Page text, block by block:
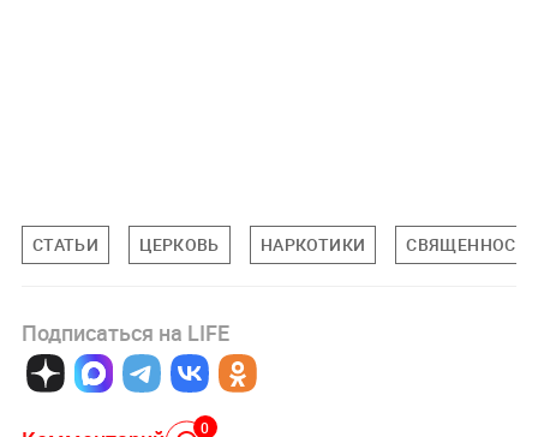
СТАТЬИ ЦЕРКОВЬ НАРКОТИКИ
Подписаться на LIFE
0